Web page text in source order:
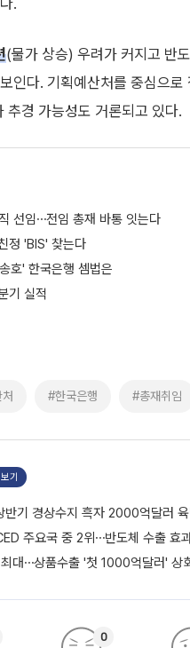
.
(물가 상승) 우려가 커지고 반
인다. 기획예산처를 중심으
추경 가능성도 거론되고 있다.
선임⋯전임 총재 바통 잇는다
정 'BIS' 찾는다
호' 한국은행 셈법은
기 실적
#한국은행 #총재취임
기
기 경상수지 흑자 2000억달러
주요국 중 2위⋯반도체 수출 효
대⋯상품수출 '첫 1000억달러' 상
0